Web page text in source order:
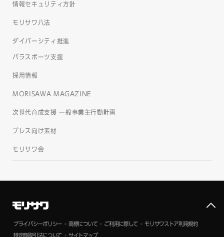
情報セキュリティ方針
モリサワ八法
ダイバーシティ推進
パラスポーツ支援
採用情報
MORISAWA MAGAZINE
次世代育成支援 一般事業主行動計画
プレス向け素材
モリサワ会
プライバシーポリシー 商標について ご利用に際して モリサワストア利用規約
特定商取引法について サイトマップ